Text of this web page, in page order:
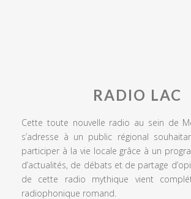
RADIO LAC
Cette toute nouvelle radio au sein de
s’adresse à un public régional
participer à la vie locale grâce à un
d’actualités, de débats et de partage
de cette radio mythique vient
radiophonique romand.